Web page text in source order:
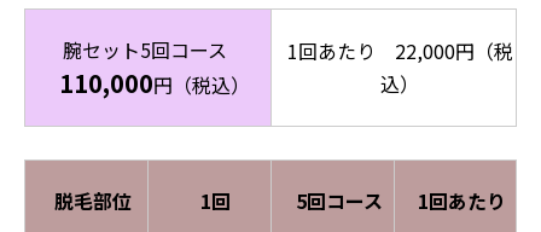
腕セット5回コース
110,000円（税込）
1回あたり 22,000円（税
込）
脱毛部位 1回 5回コース 1回あたり